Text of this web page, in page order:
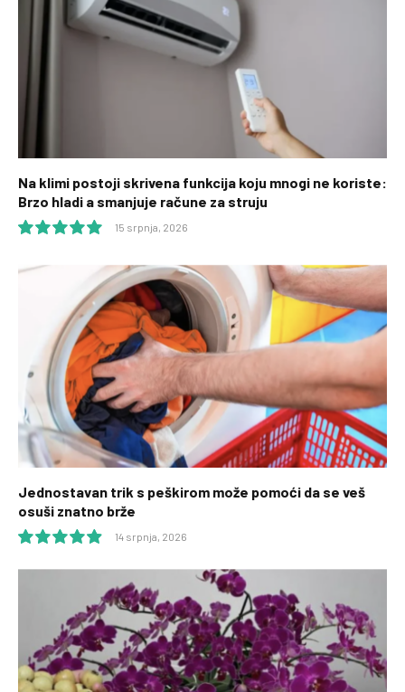
Na klimi postoji skrivena funkcija koju mnogi ne koriste:
Brzo hladi a smanjuje račune za struju
10.0
15 srpnja, 2026
Jednostavan trik s peškirom može pomoći da se veš
osuši znatno brže
9.9
14 srpnja, 2026